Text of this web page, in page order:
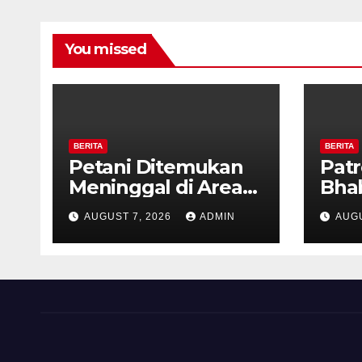
You missed
BERITA
Petani Ditemukan
Meninggal di Area
Persawahan
Kalibeji, Polisi
Pastikan Tidak Ada
AUGUST 7, 2026 ADMIN
BERITA
dan